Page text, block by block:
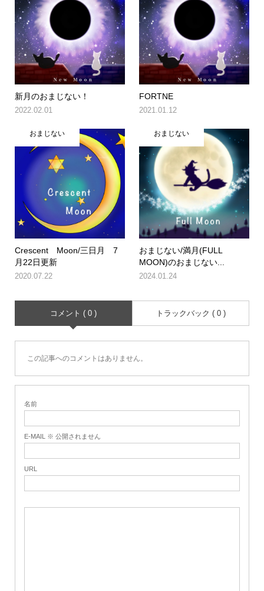
新月のおまじない！
2022.02.01
FORTNE
2021.01.12
おまじない
Crescent Moon/三日月 7
月22日更新
2020.07.22
おまじない
おまじない/満月(FULL
MOON)のおまじない...
2024.01.24
コメント ( 0 ) トラックバック ( 0 )
この記事へのコメントはありません。
名前
E-MAIL ※ 公開されません
URL